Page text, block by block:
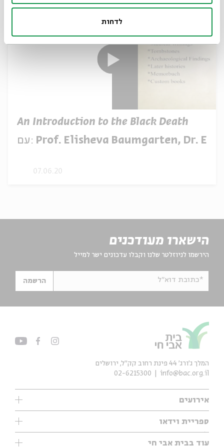
לדחות
An Introduction to the Black Death
עם: Prof. Elisheva Baumgarten, Dr.
07.06.20
הישארו מעודכנים
הירשמו לניוזלטר שלנו וקבלו עדכונים ישר למייל
*כתובת דוא"ל הרשמה
אירועים
עיון
אנגלית
ספריית וידאו
ילדים
עוד בבית אבי חי
המלך ג'ורג' 44 פינת רחוב קק״ל, ירושלים
info@bac.org.il
02-6215300